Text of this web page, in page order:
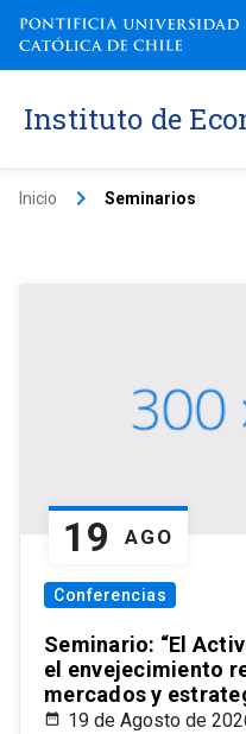
Instituto de
Inicio keyboard_arrow_right Seminarios
19 AGO
Conferencias
Seminario: “El
el envejecimiento
mercados y
19 de Agosto de